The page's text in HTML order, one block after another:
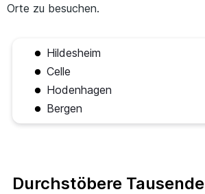
Orte zu besuchen.
Hildesheim
Celle
Hodenhagen
Bergen
Durchstöbere Tausende